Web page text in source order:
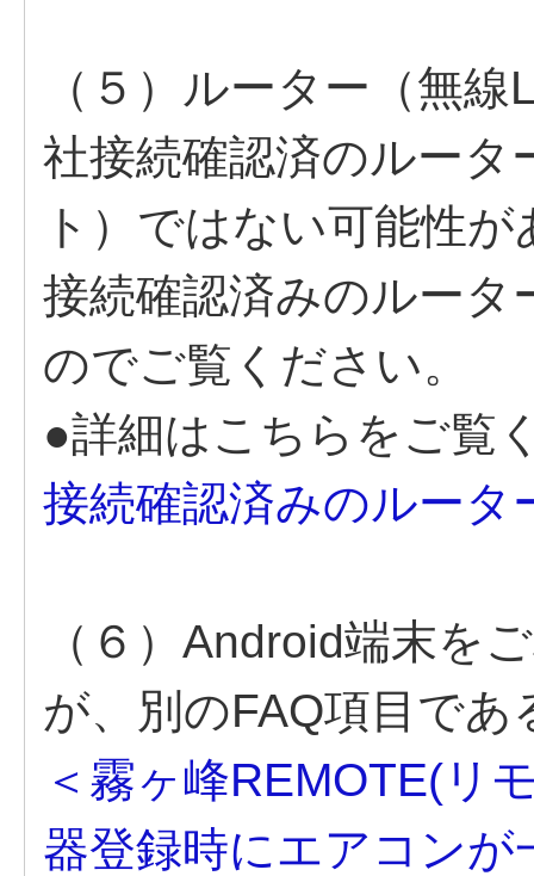
（５）ルーター（無
社接続確認済のルータ
ト）ではない可能性
接続確認済みのルー
のでご覧ください。
●詳細はこちらをご覧
接続確認済みのルータ
（６）Android端末を
が、別のFAQ項目であ
＜霧ヶ峰REMOTE(リ
器登録時にエアコン